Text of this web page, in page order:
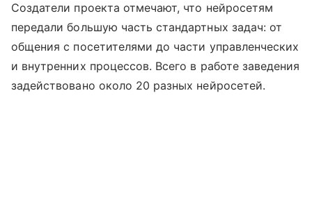
Создатели проекта отмечают, что нейросетям
передали большую часть стандартных задач: от
общения с посетителями до части управленческих
и внутренних процессов. Всего в работе заведения
задействовано около 20 разных нейросетей.